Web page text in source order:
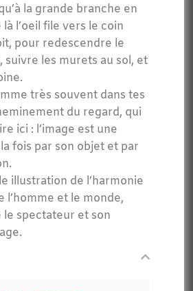
la grande branche en
l’oeil file vers le coin
pour redescendre le
suivre les murets au sol, et
très souvent dans tes
du regard, qui
ici : l’image est une
fois par son objet et par
illustration de l’harmonie
l’homme et le monde,
le spectateur et son